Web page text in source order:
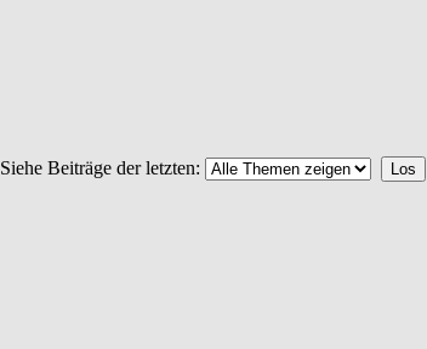
Siehe Beiträge der letzten: